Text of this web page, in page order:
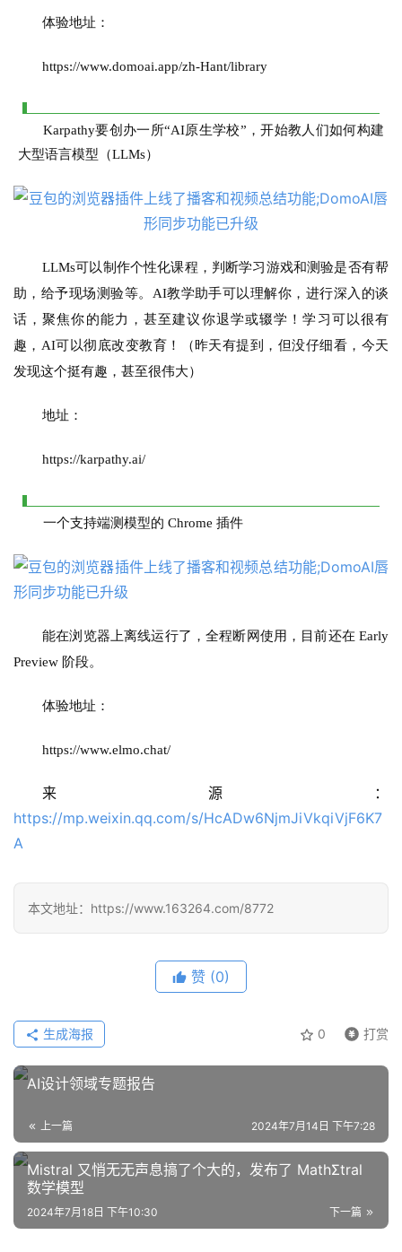
文
程
型
架
体验地址：
https://www.domoai.app/zh-Hant/library
Karpathy要创办一所“AI原生学校”，开始教人们如何构建
大型语言模型（LLMs）
LLMs可以制作个性化课程，判断学习游戏和测验是否有帮
助，给予现场测验等。AI教学助手可以理解你，进行深入的谈
话，聚焦你的能力，甚至建议你退学或辍学！学习可以很有
趣，AI可以彻底改变教育！（昨天有提到，但没仔细看，今天
发现这个挺有趣，甚至很伟大）
地址：
https://karpathy.ai/
一个支持端测模型的 Chrome 插件
能在浏览器上离线运行了，全程断网使用，目前还在 Early
Preview 阶段。
体验地址：
https://www.elmo.chat/
来源：
https://mp.weixin.qq.com/s/HcADw6NjmJiVkqiVjF6K7
A
本文地址：https://www.163264.com/8772
赞 (0)
0 打赏
生成海报
AI设计领域专题报告
上一篇 2024年7月14日 下午7:28
Mistral 又悄无无声息搞了个大的，发布了 MathΣtral
数学模型
下一篇
2024年7月18日 下午10:30